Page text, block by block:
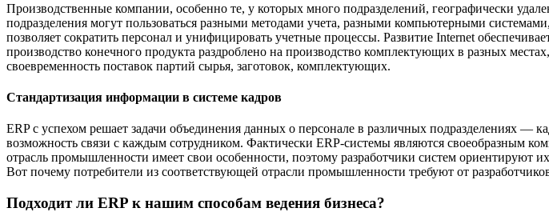
Производственные компании, особенно те, у которых много подразделений, географически
подразделения могут пользоваться разными методами учета, разными компьютерными
позволяет сократить персонал и унифицировать учетные процессы. Развитие Internet
производство конечного продукта раздроблено на производство комплектующих в разных
своевременность поставок партий сырья, заготовок, комплектующих.
Стандартизация информации в системе кадров
ERP с успехом решает задачи объединения данных о персонале в различных подразделениях
возможность связи с каждым сотрудником. Фактически ERP-системы являются своеобразным
отрасль промышленности имеет свои особенности, поэтому разработчики систем ориентируют
Вот почему потребители из соответствующей отрасли промышленности требуют от
Подходит ли ERP к нашим способам ведения бизнеса?